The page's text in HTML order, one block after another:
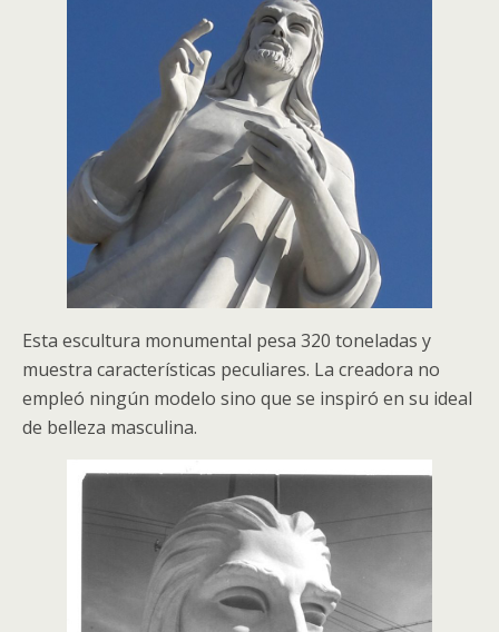
Esta escultura monumental pesa 320 toneladas y
muestra características peculiares. La creadora no
empleó ningún modelo sino que se inspiró en su ideal
de belleza masculina.